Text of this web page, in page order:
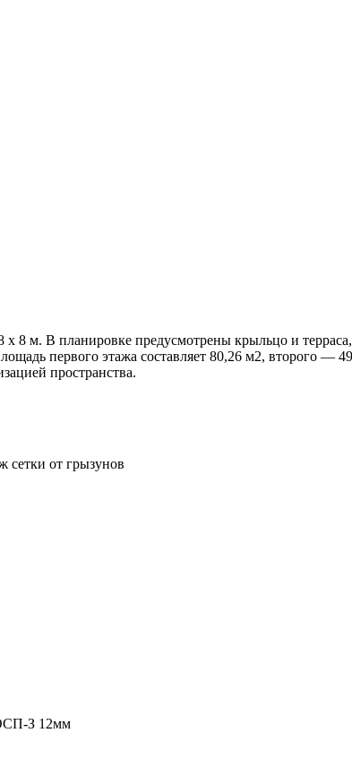
м. В планировке предусмотрены крыльцо и
первого этажа составляет 80,26 м2, второго —
пространства.
сетки от грызунов
З 12мм